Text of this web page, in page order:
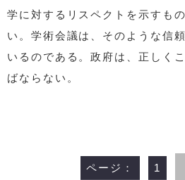
学に対するリスペクトを示すも
い。学術会議は、そのような信
いるのである。政府は、正しく
ばならない。
ページ： 1